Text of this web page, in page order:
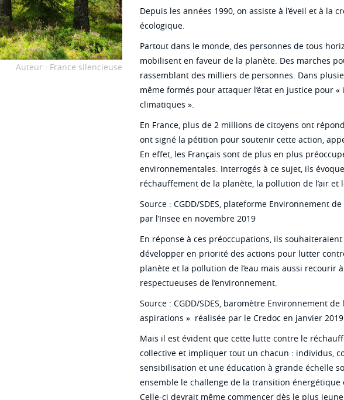
Auteur : France silencieuse
Depuis les années 1990, on assiste à l’éveil et à la
écologique.
Partout dans le monde, des personnes de tous
mobilisent en faveur de la planète. Des marches
rassemblant des milliers de personnes. Dans
même formés pour attaquer l’état en justice pour
climatiques ».
En France, plus de 2 millions de citoyens ont
ont signé la pétition pour soutenir cette action,
En effet, les Français sont de plus en plus
environnementales. Interrogés à ce sujet, ils
réchauffement de la planète, la pollution de l’air et
Source : CGDD/SDES, plateforme Environnement
par l’Insee en novembre 2019
En réponse à ces préoccupations, ils
développer en priorité des actions pour lutter
planète et la pollution de l’eau mais aussi recourir
respectueuses de l’environnement.
Source : CGDD/SDES, baromètre Environnement
aspirations » réalisée par le Credoc en janvier 2019
Mais il est évident que cette lutte contre le
collective et impliquer tout un chacun : individus,
sensibilisation et une éducation à grande échelle
ensemble le challenge de la transition
Celle-ci devrait même commencer dès le plus jeune